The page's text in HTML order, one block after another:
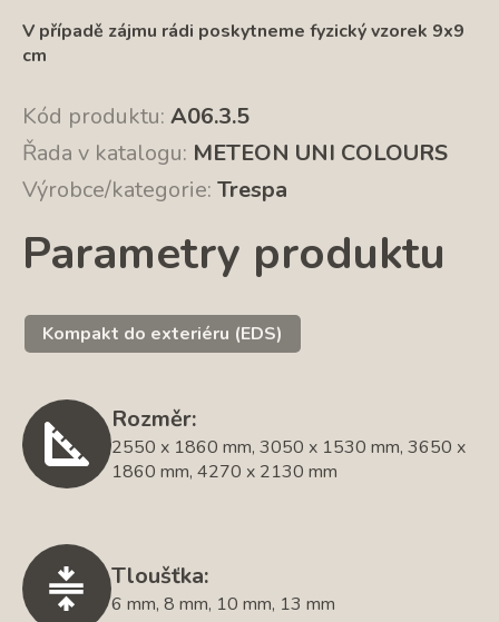
V případě zájmu rádi poskytneme fyzický vzorek 9x9
cm
Kód produktu: A06.3.5
Řada v katalogu: METEON UNI COLOURS
Výrobce/kategorie: Trespa
Parametry produktu
Kompakt do exteriéru (EDS)
Rozměr:
2550 x 1860 mm, 3050 x 1530 mm, 3650 x
1860 mm, 4270 x 2130 mm
Tloušťka:
6 mm, 8 mm, 10 mm, 13 mm